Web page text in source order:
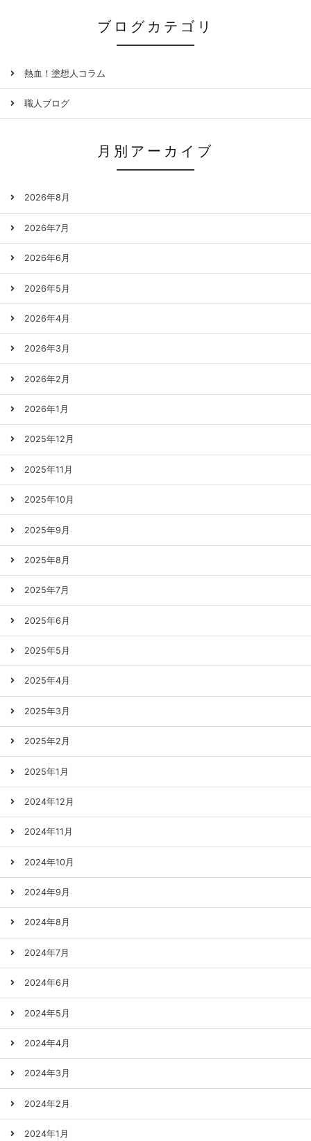
ブログカテゴリ
熱血！塗想人コラム
職人ブログ
月別アーカイブ
2026年8月
2026年7月
2026年6月
2026年5月
2026年4月
2026年3月
2026年2月
2026年1月
2025年12月
2025年11月
2025年10月
2025年9月
2025年8月
2025年7月
2025年6月
2025年5月
2025年4月
2025年3月
2025年2月
2025年1月
2024年12月
2024年11月
2024年10月
2024年9月
2024年8月
2024年7月
2024年6月
2024年5月
2024年4月
2024年3月
2024年2月
2024年1月